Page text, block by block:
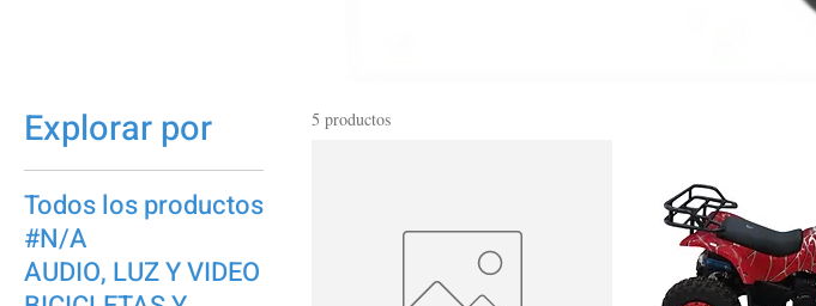
Explorar por
Todos los productos
#N/A
AUDIO, LUZ Y VIDEO
5 productos